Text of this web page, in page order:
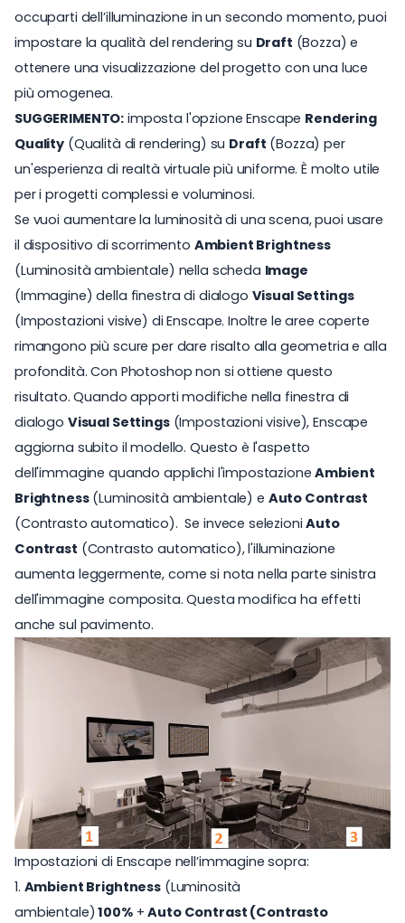
occuparti dell’illuminazione in un secondo momento, puoi
impostare la qualità del rendering su Draft (Bozza) e
ottenere una visualizzazione del progetto con una luce
più omogenea.
SUGGERIMENTO: imposta l'opzione Enscape Rendering
Quality (Qualità di rendering) su Draft (Bozza) per
un'esperienza di realtà virtuale più uniforme. È molto utile
per i progetti complessi e voluminosi.
Se vuoi aumentare la luminosità di una scena, puoi usare
il dispositivo di scorrimento Ambient Brightness
(Luminosità ambientale) nella scheda Image
(Immagine) della finestra di dialogo Visual Settings
(Impostazioni visive) di Enscape. Inoltre le aree coperte
rimangono più scure per dare risalto alla geometria e alla
profondità. Con Photoshop non si ottiene questo
risultato. Quando apporti modifiche nella finestra di
dialogo Visual Settings(Impostazioni visive), Enscape
aggiorna subito il modello. Questo è l'aspetto
dell'immagine quando applichi l'impostazioneAmbient
Brightness(Luminosità ambientale) e Auto Contrast
(Contrasto automatico). Se invece selezioniAuto
Contrast (Contrasto automatico), l'illuminazione
aumenta leggermente, come si nota nella parte sinistra
dell'immagine composita. Questa modifica ha effetti
anche sul pavimento.
Impostazioni di Enscape nell’immagine sopra:
1. Ambient Brightness(Luminosità
ambientale) 100%+Auto Contrast (Contrasto